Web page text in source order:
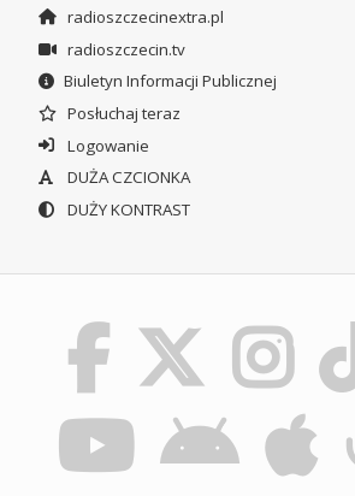
radioszczecinextra.pl
radioszczecin.tv
Biuletyn Informacji Publicznej
Posłuchaj teraz
Logowanie
DUŻA CZCIONKA
DUŻY KONTRAST